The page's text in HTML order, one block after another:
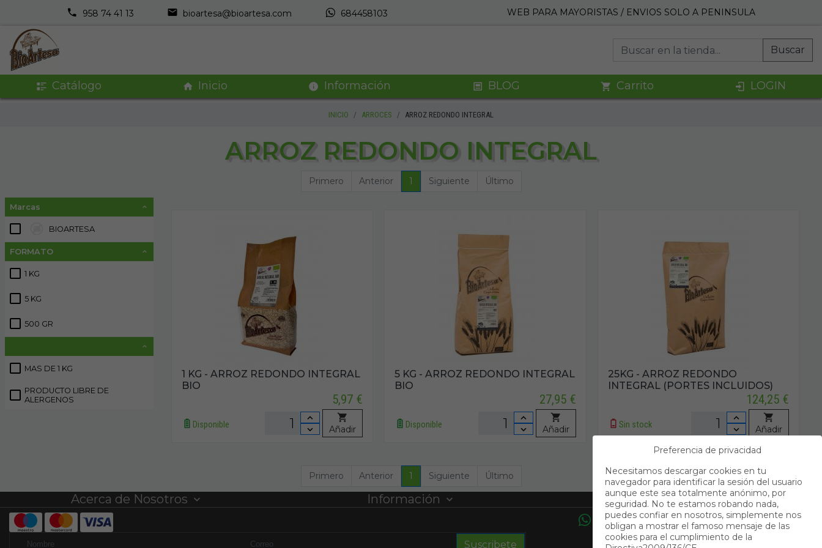
958 74 41 13 bioartesa@bioartesa.com 684458103 WEB PARA MAYORISTAS / ENVIOS SOLO A PENINSULA
Buscar
Catálogo Inicio Información BLOG Carrito LOGIN
INICIO ARROCES ARROZ REDONDO INTEGRAL
ARROZ REDONDO INTEGRAL
Primero Anterior 1 Siguiente Último
Marcas
BIOARTESA
FORMATO
1 KG
5 KG
500 GR
MAS DE 1 KG
PRODUCTO LIBRE DE
ALERGENOS
1 KG - ARROZ REDONDO INTEGRAL
BIO
5,97 €
Disponible Añadir
5 KG - ARROZ REDONDO INTEGRAL
BIO
27,95 €
Disponible Añadir
25KG - ARROZ REDONDO
INTEGRAL (PORTES INCLUIDOS)
124,25 €
Sin stock Añadir
Primero Anterior 1 Siguiente Último
Acerca de Nosotros Información Contacto
Suscribete
Preferencia de privacidad
Necesitamos descargar cookies en tu
navegador para identificar la sesión del usuario
aunque este sea totalmente anónimo, por
seguridad. No te estamos robando nada,
puedes confiar en nosotros, simplemente nos
obligan a mostrar el famoso mensaje de las
cookies para el cumplimiento de la